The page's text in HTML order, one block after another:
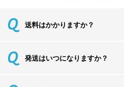
送料はかかりますか？
発送はいつになりますか？